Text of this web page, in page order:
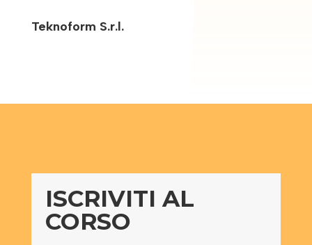
Teknoform S.r.l.
ISCRIVITI AL
CORSO